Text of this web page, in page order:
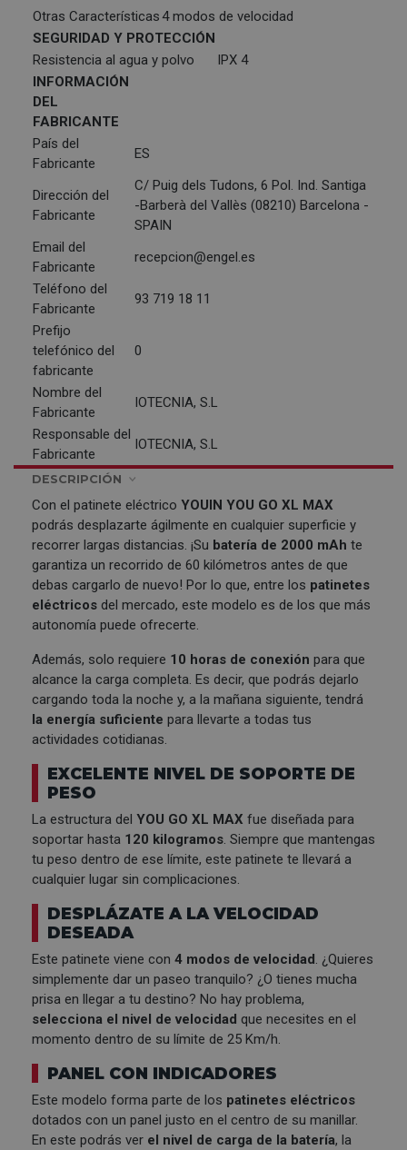
Otras Características4 modos de velocidad
SEGURIDAD Y PROTECCIÓN
Resistencia al agua y polvo
IPX 4
INFORMACIÓN
DEL
FABRICANTE
País del
Fabricante
ES
Dirección del
Fabricante
C/ Puig dels Tudons, 6 Pol. Ind. Santiga
-Barberà del Vallès (08210) Barcelona -
SPAIN
Email del
Fabricante
recepcion@engel.es
Teléfono del
Fabricante
93 719 18 11
Prefijo
telefónico del
fabricante
0
Nombre del
Fabricante
IOTECNIA, S.L
Responsable del
Fabricante
IOTECNIA, S.L
DESCRIPCIÓN
Con el patinete eléctrico YOUIN YOU GO XL MAX
podrás desplazarte ágilmente en cualquier superficie y
recorrer largas distancias. ¡Su batería de 2000 mAh te
garantiza un recorrido de 60 kilómetros antes de que
debas cargarlo de nuevo! Por lo que, entre los patinetes
eléctricos del mercado, este modelo es de los que más
autonomía puede ofrecerte.
Además, solo requiere 10 horas de conexión para que
alcance la carga completa. Es decir, que podrás dejarlo
cargando toda la noche y, a la mañana siguiente, tendrá
la energía suficiente para llevarte a todas tus
actividades cotidianas.
EXCELENTE NIVEL DE SOPORTE DE
PESO
La estructura del YOU GO XL MAX fue diseñada para
soportar hasta 120 kilogramos. Siempre que mantengas
tu peso dentro de ese límite, este patinete te llevará a
cualquier lugar sin complicaciones.
DESPLÁZATE A LA VELOCIDAD
DESEADA
Este patinete viene con 4 modos de velocidad. ¿Quieres
simplemente dar un paseo tranquilo? ¿O tienes mucha
prisa en llegar a tu destino? No hay problema,
selecciona el nivel de velocidad que necesites en el
momento dentro de su límite de 25 Km/h.
PANEL CON INDICADORES
Este modelo forma parte de los patinetes eléctricos
dotados con un panel justo en el centro de su manillar.
En este podrás ver el nivel de carga de la batería, la